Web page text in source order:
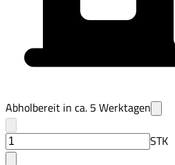
Abholbereit in ca. 5 Werktagen
STK